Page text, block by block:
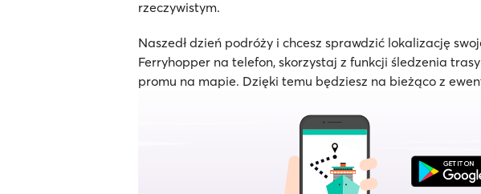
rzeczywistym.
Naszedł dzień podróży i chcesz sprawdzić lokalizację
Ferryhopper na telefon, skorzystaj z funkcji śledzenia
promu na mapie. Dzięki temu będziesz na bieżąco z